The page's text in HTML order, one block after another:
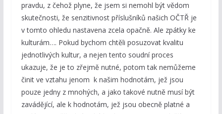
pravdu, z čehož plyne, že jsem si nemohl být vědom
skutečnosti, že senzitivnost příslušníků našich OČTŘ je
v tomto ohledu nastavena zcela opačně. Ale zpátky ke
kulturám…. Pokud bychom chtěli posuzovat kvalitu
jednotlivých kultur, a nejen tento soudní proces
ukazuje, že je to zřejmě nutné, potom tak nemůžeme
činit ve vztahu jenom k našim hodnotám, jež jsou
pouze jedny z mnohých, a jako takové nutně musí být
zavádějící, ale k hodnotám, jež jsou obecně platné a